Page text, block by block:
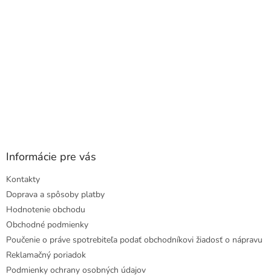
Informácie pre vás
Kontakty
Doprava a spôsoby platby
Hodnotenie obchodu
Obchodné podmienky
Poučenie o práve spotrebiteľa podať obchodníkovi žiadosť o nápravu
Reklamačný poriadok
Podmienky ochrany osobných údajov